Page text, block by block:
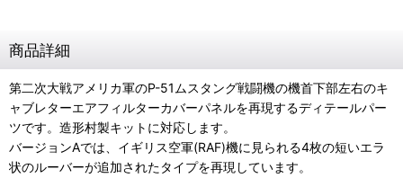
商品詳細
第二次大戦アメリカ軍のP-51ムスタング戦闘機の機首下部左右のキ
ャブレターエアフィルターカバーパネルを再現するディテールパー
ツです。造形村製キットに対応します。
バージョンAでは、イギリス空軍(RAF)機に見られる4枚の短いエラ
状のルーバーが追加されたタイプを再現しています。